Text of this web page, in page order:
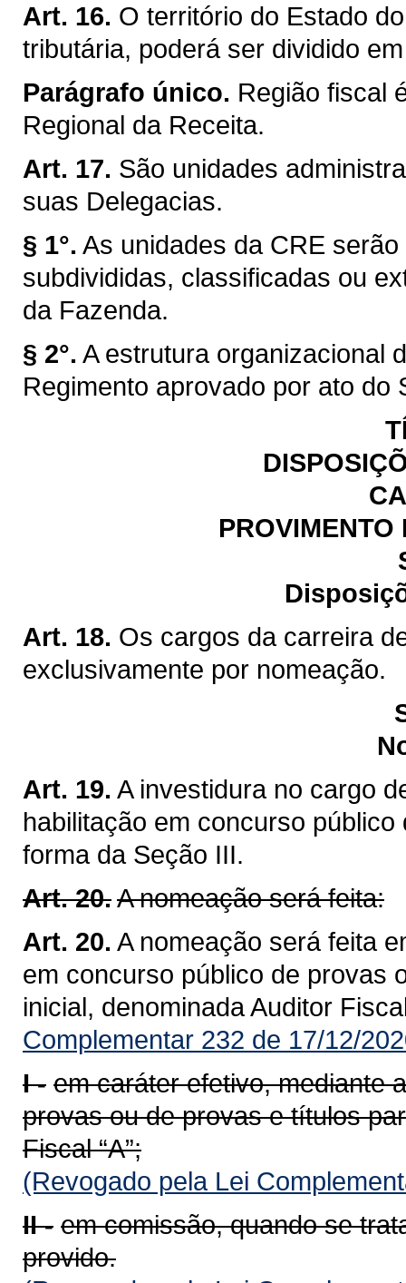
Art. 16. O território do Estado
tributária, poderá ser dividido
Parágrafo único. Região fiscal
Regional da Receita.
Art. 17. São unidades
suas Delegacias.
§ 1°. As unidades da CRE
subdivididas, classificadas ou
da Fazenda.
§ 2°. A estrutura organizacional
Regimento aprovado por ato
Art. 18. Os cargos da carreira
exclusivamente por nomeação.
Art. 19. A investidura no cargo
habilitação em concurso
forma da Seção III.
Art. 20.A nomeação será feita:
Art. 20. A nomeação será feita
em concurso público de provas
inicial, denominada Auditor
Complementar 232 de 17/12/
I - em caráter efetivo, mediante
provas ou de provas e títulos
Fiscal “A”;
(Revogado pela Lei
II - em comissão, quando se
provido.